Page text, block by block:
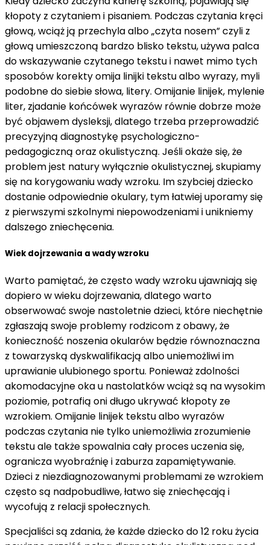
kłopoty z czytaniem i pisaniem. Podczas czytania kręci
głową, wciąż ją przechyla albo „czyta nosem” czyli z
głową umieszczoną bardzo blisko tekstu, używa palca
do wskazywanie czytanego tekstu i nawet mimo tych
sposobów korekty omija linijki tekstu albo wyrazy, myli
podobne do siebie słowa, litery. Omijanie linijek, mylenie
liter, zjadanie końcówek wyrazów równie dobrze może
być objawem dysleksji, dlatego trzeba przeprowadzić
precyzyjną diagnostykę psychologiczno-
pedagogiczną oraz okulistyczną. Jeśli okaże się, że
problem jest natury wyłącznie okulistycznej, skupiamy
się na korygowaniu wady wzroku. Im szybciej dziecko
dostanie odpowiednie okulary, tym łatwiej uporamy się
z pierwszymi szkolnymi niepowodzeniami i unikniemy
dalszego zniechęcenia.
Wiek dojrzewania a wady wzroku
Warto pamiętać, że często wady wzroku ujawniają się
dopiero w wieku dojrzewania, dlatego warto
obserwować swoje nastoletnie dzieci, które niechętnie
zgłaszają swoje problemy rodzicom z obawy, że
konieczność noszenia okularów będzie równoznaczna
z towarzyską dyskwalifikacją albo uniemożliwi im
uprawianie ulubionego sportu. Ponieważ zdolności
akomodacyjne oka u nastolatków wciąż są na wysokim
poziomie, potrafią oni długo ukrywać kłopoty ze
wzrokiem. Omijanie linijek tekstu albo wyrazów
podczas czytania nie tylko uniemożliwia zrozumienie
tekstu ale także spowalnia cały proces uczenia się,
ogranicza wyobraźnię i zaburza zapamiętywanie.
Dzieci z niezdiagnozowanymi problemami ze wzrokiem
często są nadpobudliwe, łatwo się zniechęcają i
wycofują z relacji społecznych.
Specjaliści są zdania, że każde dziecko do 12 roku życia